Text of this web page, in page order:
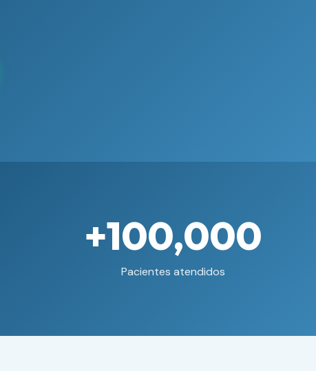
+100,000
Pacientes atendidos